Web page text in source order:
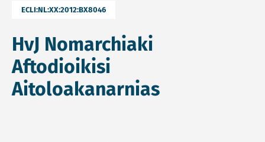
ECLI:NL:XX:2012:BX8046
HvJ Nomarchiaki
Aftodioikisi
Aitoloakanarnias